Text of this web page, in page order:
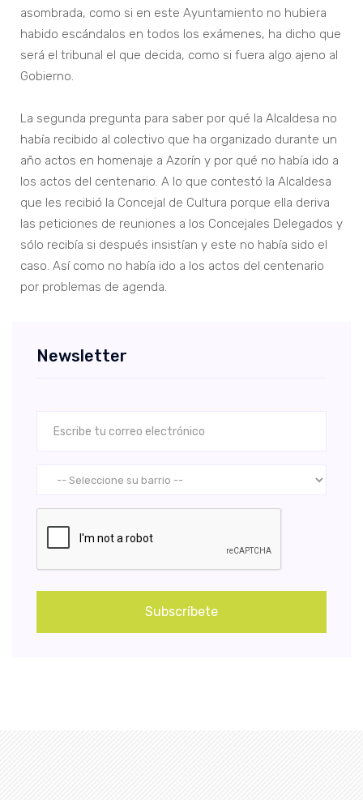
asombrada, como si en este Ayuntamiento no hubiera
habido escándalos en todos los exámenes, ha dicho que
será el tribunal el que decida, como si fuera algo ajeno al
Gobierno.
La segunda pregunta para saber por qué la Alcaldesa no
había recibido al colectivo que ha organizado durante un
año actos en homenaje a Azorín y por qué no había ido a
los actos del centenario. A lo que contestó la Alcaldesa
que les recibió la Concejal de Cultura porque ella deriva
las peticiones de reuniones a los Concejales Delegados y
sólo recibía si después insistían y este no había sido el
caso. Así como no había ido a los actos del centenario
por problemas de agenda.
Newsletter
Subscríbete